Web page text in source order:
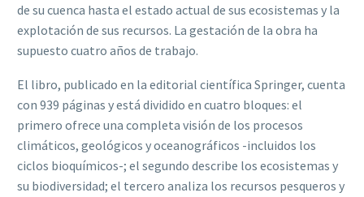
de su cuenca hasta el estado actual de sus ecosistemas y la
explotación de sus recursos. La gestación de la obra ha
supuesto cuatro años de trabajo.
El libro, publicado en la editorial científica Springer, cuenta
con 939 páginas y está dividido en cuatro bloques: el
primero ofrece una completa visión de los procesos
climáticos, geológicos y oceanográficos -incluidos los
ciclos bioquímicos-; el segundo describe los ecosistemas y
su biodiversidad; el tercero analiza los recursos pesqueros y